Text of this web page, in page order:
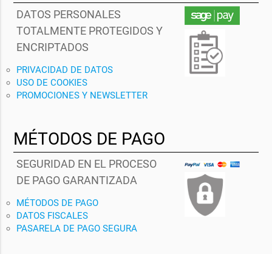
DATOS PERSONALES
TOTALMENTE PROTEGIDOS Y
ENCRIPTADOS
PRIVACIDAD DE DATOS
USO DE COOKIES
PROMOCIONES Y NEWSLETTER
MÉTODOS DE PAGO
SEGURIDAD EN EL PROCESO
DE PAGO GARANTIZADA
MÉTODOS DE PAGO
DATOS FISCALES
PASARELA DE PAGO SEGURA